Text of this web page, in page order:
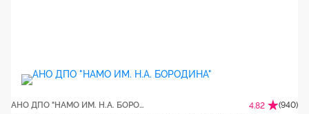
АНО ДПО "НАМО ИМ. Н.А. БОРОДИНА" 4.82 (940)